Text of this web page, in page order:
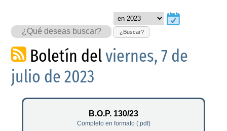
¿Buscar?
Boletín delviernes, 7 de
julio de 2023
B.O.P. 130/23
Completo en formato (.pdf)